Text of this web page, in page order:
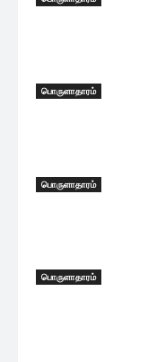
பொருளாதாரம்
பொருளாதாரம்
பொருளாதாரம்